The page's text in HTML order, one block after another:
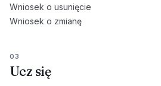
Wniosek o usunięcie
Wniosek o zmianę
03
Ucz się